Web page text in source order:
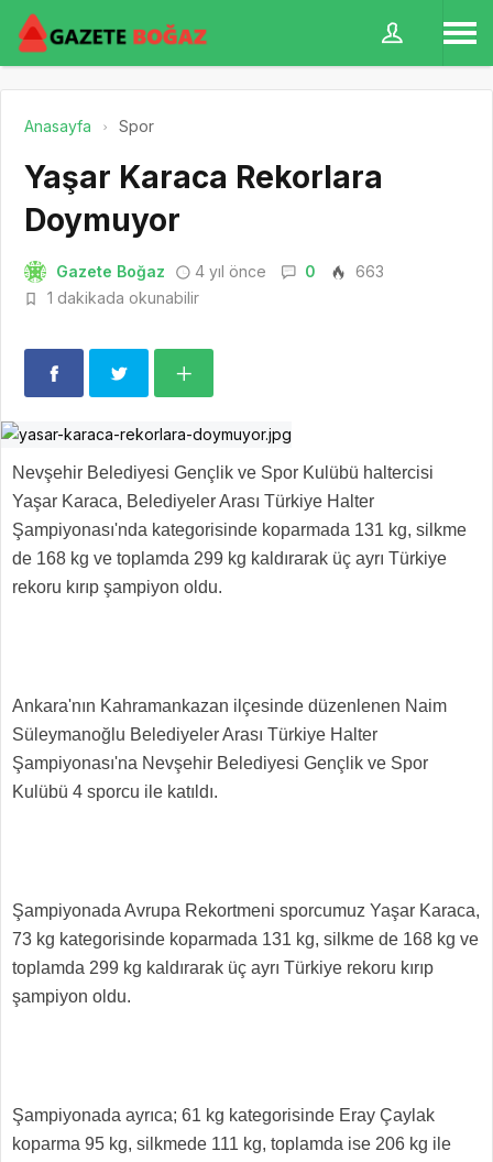
Anasayfa Spor
Yaşar Karaca Rekorlara
Doymuyor
Gazete Boğaz 4 yıl önce 0
663
1 dakikada okunabilir
Nevşehir Belediyesi Gençlik ve Spor Kulübü haltercisi
Yaşar Karaca, Belediyeler Arası Türkiye Halter
Şampiyonası'nda kategorisinde koparmada 131 kg, silkme
de 168 kg ve toplamda 299 kg kaldırarak üç ayrı Türkiye
rekoru kırıp şampiyon oldu.
Ankara'nın Kahramankazan ilçesinde düzenlenen Naim
Süleymanoğlu Belediyeler Arası Türkiye Halter
Şampiyonası'na Nevşehir Belediyesi Gençlik ve Spor
Kulübü 4 sporcu ile katıldı.
Şampiyonada Avrupa Rekortmeni sporcumuz Yaşar Karaca,
73 kg kategorisinde koparmada 131 kg, silkme de 168 kg ve
toplamda 299 kg kaldırarak üç ayrı Türkiye rekoru kırıp
şampiyon oldu.
Şampiyonada ayrıca; 61 kg kategorisinde Eray Çaylak
koparma 95 kg, silkmede 111 kg, toplamda ise 206 kg ile